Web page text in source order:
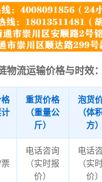
物流运输价格与时效：
计
重货价格
（重量公
斤）
泡货
（体
方）
电话咨询
（实时报
价）
电话
（实
价）